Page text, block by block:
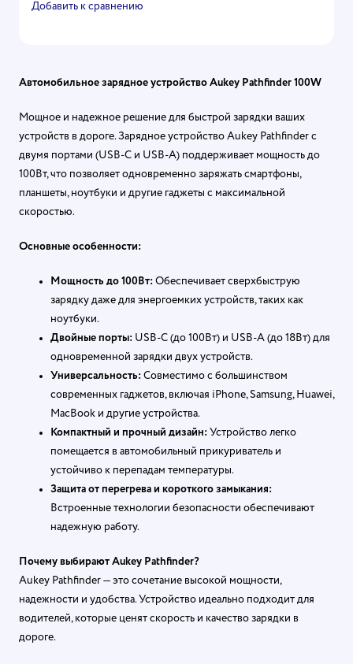
Добавить к сравнению
Автомобильное зарядное устройство Aukey Pathfinder 100W
Мощное и надежное решение для быстрой зарядки ваших
устройств в дороге. Зарядное устройство Aukey Pathfinder с
двумя портами (USB-C и USB-A) поддерживает мощность до
100Вт, что позволяет одновременно заряжать смартфоны,
планшеты, ноутбуки и другие гаджеты с максимальной
скоростью.
Основные особенности:
Мощность до 100Вт: Обеспечивает сверхбыструю
зарядку даже для энергоемких устройств, таких как
ноутбуки.
Двойные порты: USB-C (до 100Вт) и USB-A (до 18Вт) для
одновременной зарядки двух устройств.
Универсальность: Совместимо с большинством
современных гаджетов, включая iPhone, Samsung, Huawei,
MacBook и другие устройства.
Компактный и прочный дизайн: Устройство легко
помещается в автомобильный прикуриватель и
устойчиво к перепадам температуры.
Защита от перегрева и короткого замыкания:
Встроенные технологии безопасности обеспечивают
надежную работу.
Почему выбирают Aukey Pathfinder?
Aukey Pathfinder — это сочетание высокой мощности,
надежности и удобства. Устройство идеально подходит для
водителей, которые ценят скорость и качество зарядки в
дороге.